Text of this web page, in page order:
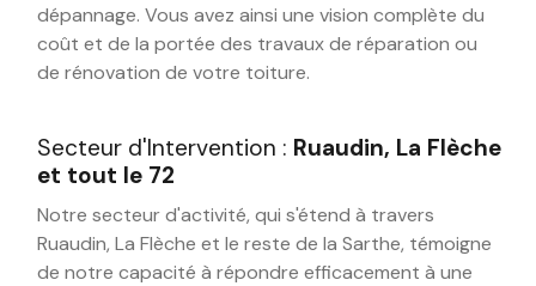
dépannage. Vous avez ainsi une vision complète du
coût et de la portée des travaux de réparation ou
de rénovation de votre toiture.
Secteur d'Intervention : Ruaudin, La Flèche
et tout le 72
Notre secteur d'activité, qui s'étend à travers
Ruaudin, La Flèche et le reste de la Sarthe, témoigne
de notre capacité à répondre efficacement à une